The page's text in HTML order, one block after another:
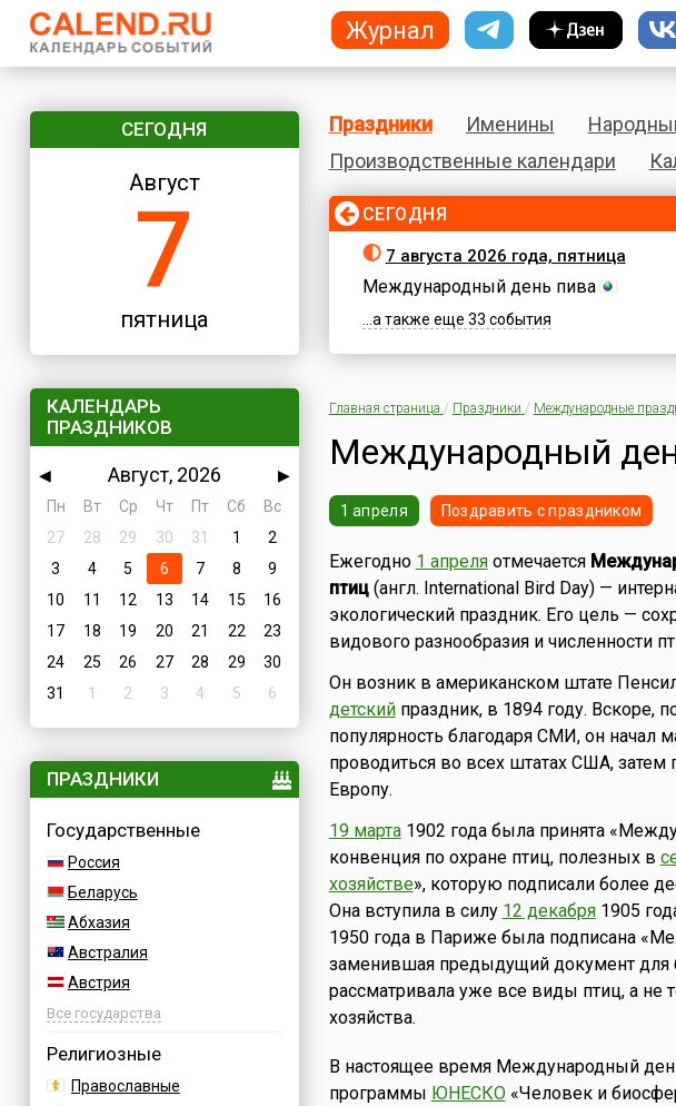
СЕГОДНЯ
Август
7
пятница
КАЛЕНДАРЬ
ПРАЗДНИКОВ
◀ Август, 2026
▶
Пн
Вт Ср Чт Пт Сб
Вс
27
28 29 30 31 1
2
3
4 5 6 7 8
9
10
11 12 13 14 15
16
17
18 19 20 21 22
23
24
25 26 27 28 29
30
31
1 2 3 4 5 6
ПРАЗДНИКИ
Государственные
Россия
Беларусь
Абхазия
Австралия
Австрия
Азербайджан
Все государства
Религиозные
Православные
Праздники Именины
Производственные календари
СЕГОДНЯ
7 августа 2026 года, пятница
Международный день пива
...а также еще 33 события
Главная страница / Праздники / Международные
Международный
1 апреля Поздравить с праздником
Ежегодно 1 апреляотмечается
птиц(англ. International Bird Day) —
экологический праздник. Его цель —
видового разнообразия и численности
Он возник в американском штате
детскийпраздник, в 1894 году. Вскоре,
популярность благодаря СМИ, он начал
проводиться во всех штатах США, затем
Европу.
19 марта1902 года была принята
конвенция по охране птиц, полезных в
хозяйстве», которую подписали более
Она вступила в силу 12 декабря1905
1950 года в Париже была подписана
заменившая предыдущий документ для
рассматривала уже все виды птиц, а не
хозяйства.
В настоящее время Международный
программы ЮНЕСКО«Человек и
Журнал